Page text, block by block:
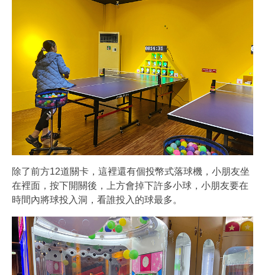
除了前方12道關卡，這裡還有個投幣式落球機，小朋友坐
在裡面，按下開關後，上方會掉下許多小球，小朋友要在
時間內將球投入洞，看誰投入的球最多。